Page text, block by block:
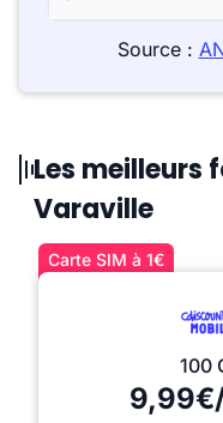
Source :
Les meilleurs
Varaville
Carte SIM à 1€
100